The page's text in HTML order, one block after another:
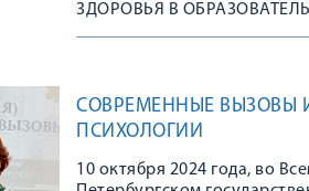
ЗДОРОВЬЯ В
СОВРЕМЕННЫЕ
ПСИХОЛОГИИ
10 октября 2024 года, во